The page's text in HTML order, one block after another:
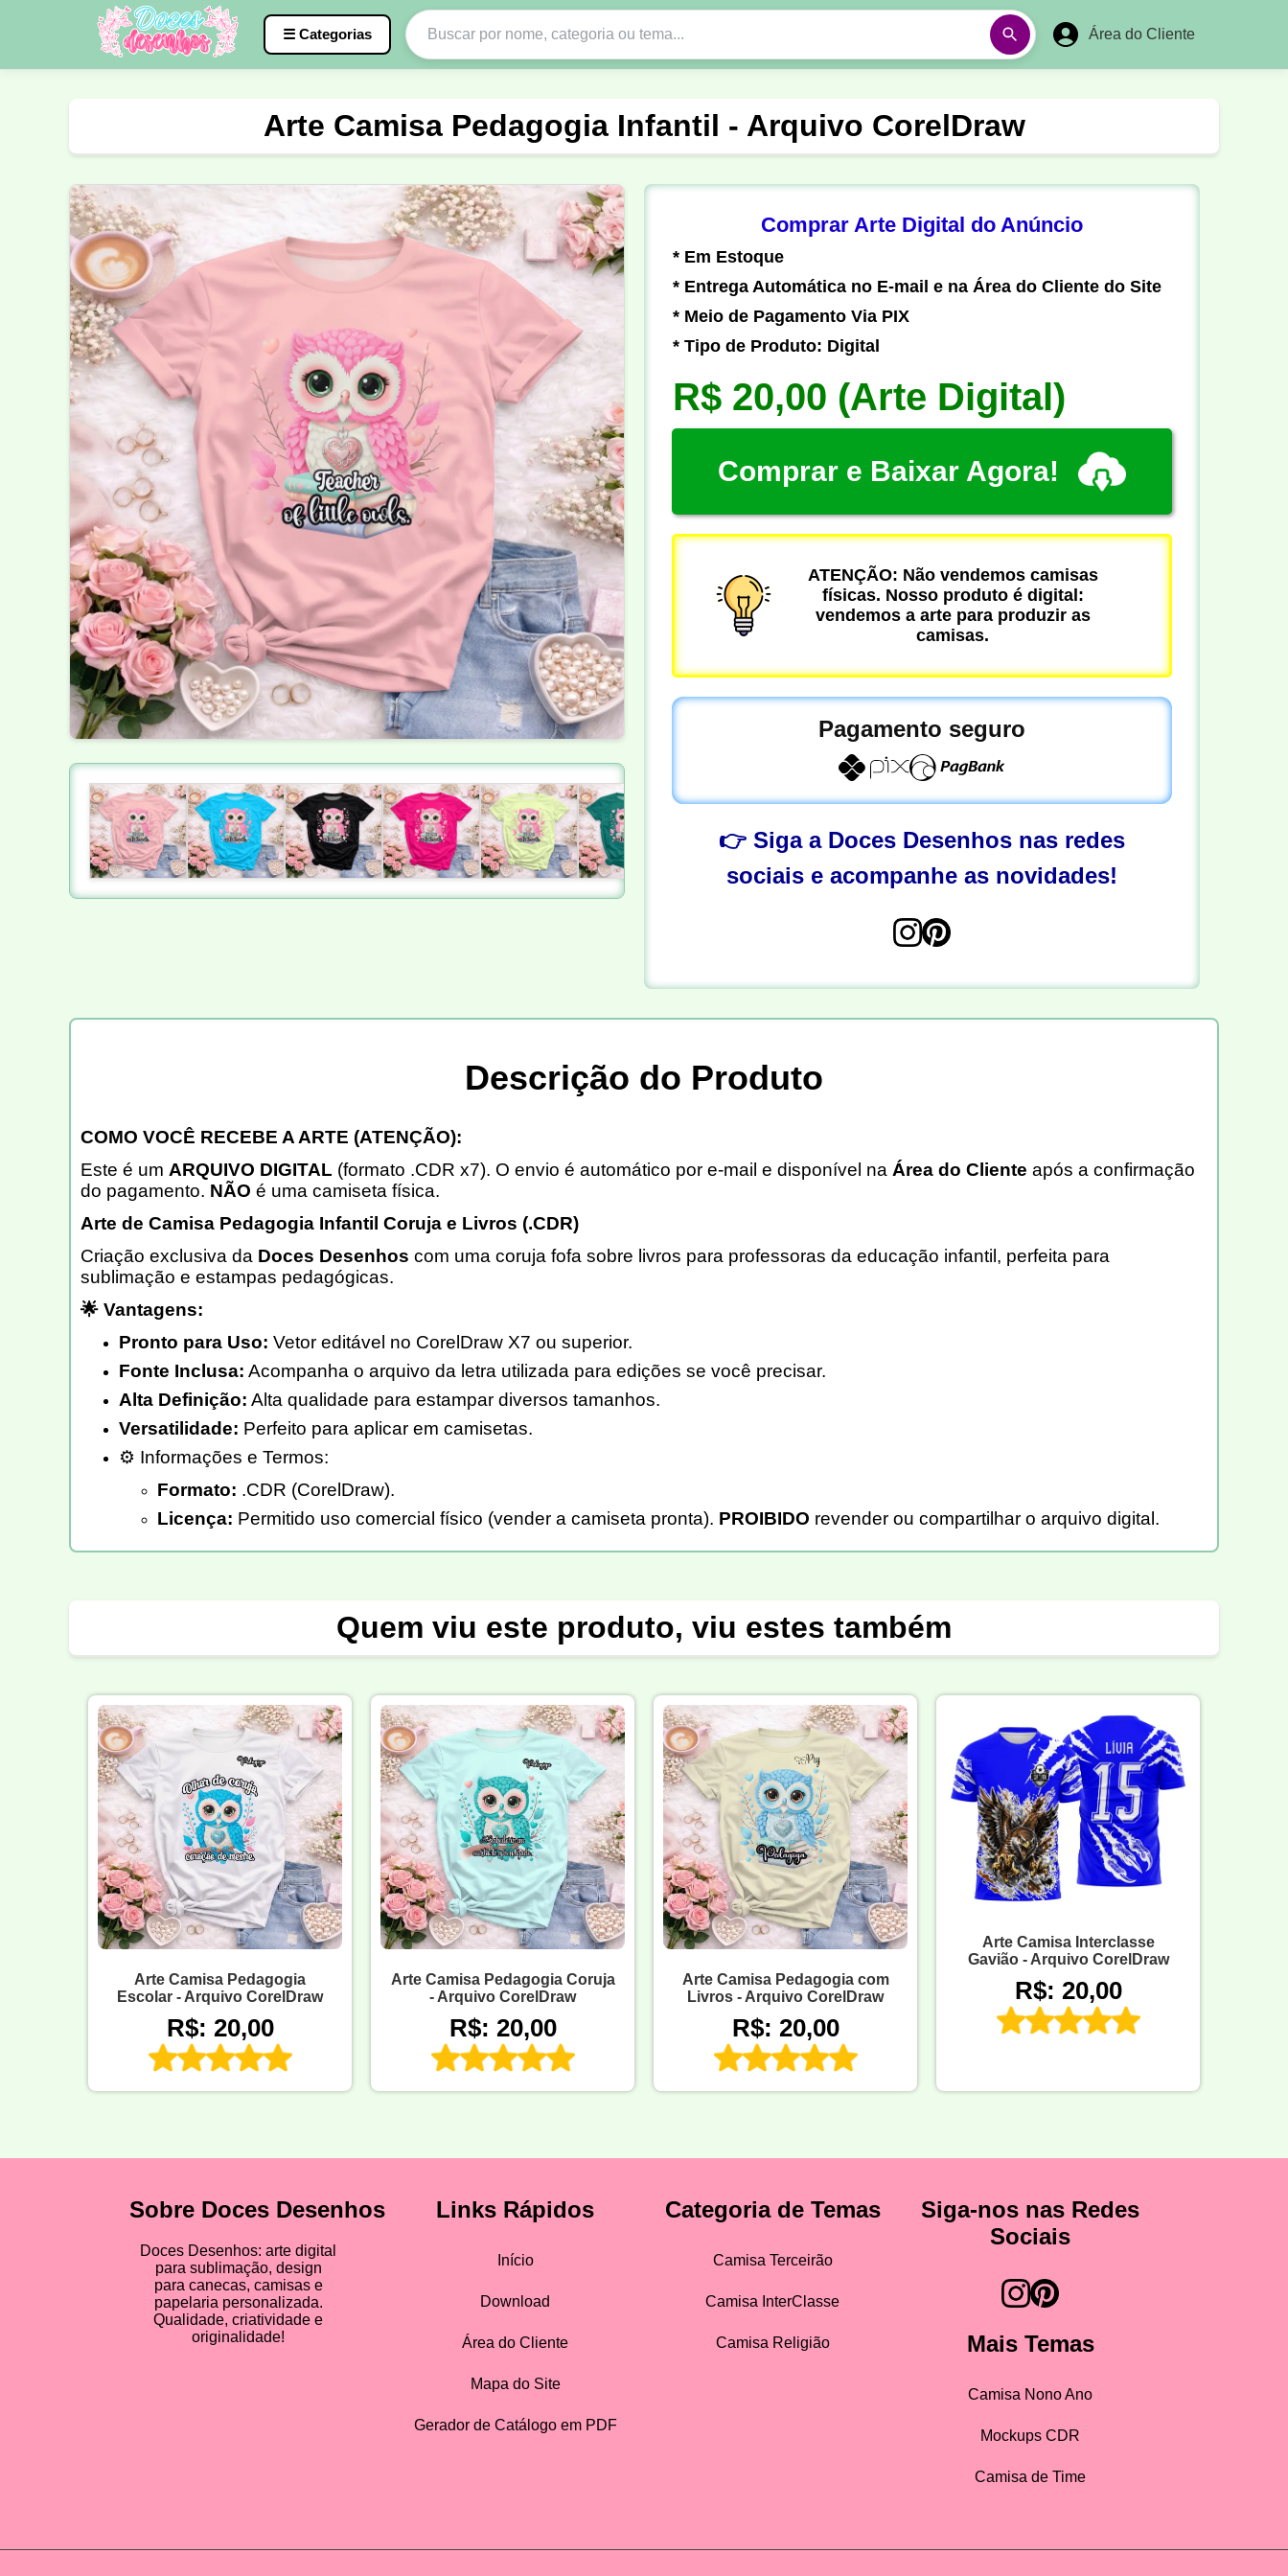
☰ Categorias Área do Cliente
Carnaval Agro Católica Uniforme Vôlei Futebol Amador Pesca
Motocross Ciclismo Nail Designer Pedagogia Biologia Geografia História Matemática
Língua Portuguesa
Arte Camisa Pedagogia Infantil - Arquivo CorelDraw
Comprar Arte Digital do Anúncio
* Em Estoque
* Entrega Automática no E-mail e na Área do Cliente do Site
* Meio de Pagamento Via PIX
* Tipo de Produto: Digital
R$ 20,00 (Arte Digital)
Comprar e Baixar Agora!
ATENÇÃO: Não vendemos camisas
físicas. Nosso produto é digital:
vendemos a arte para produzir as
camisas.
Pagamento seguro
👉 Siga a Doces Desenhos nas redes
sociais e acompanhe as novidades!
Descrição do Produto
COMO VOCÊ RECEBE A ARTE (ATENÇÃO):
Este é um ARQUIVO DIGITAL (formato .CDR x7). O envio é automático por e-mail e disponível na Área do Cliente após a confirmação
do pagamento. NÃO é uma camiseta física.
Arte de Camisa Pedagogia Infantil Coruja e Livros (.CDR)
Criação exclusiva da Doces Desenhos com uma coruja fofa sobre livros para professoras da educação infantil, perfeita para
sublimação e estampas pedagógicas.
🌟 Vantagens:
Pronto para Uso: Vetor editável no CorelDraw X7 ou superior.
Fonte Inclusa: Acompanha o arquivo da letra utilizada para edições se você precisar.
Alta Definição: Alta qualidade para estampar diversos tamanhos.
Versatilidade: Perfeito para aplicar em camisetas.
⚙️ Informações e Termos:
Formato: .CDR (CorelDraw).
Licença: Permitido uso comercial físico (vender a camiseta pronta). PROIBIDO revender ou compartilhar o arquivo digital.
Quem viu este produto, viu estes também
Arte Camisa Pedagogia
Escolar - Arquivo CorelDraw
R$: 20,00
Arte Camisa Pedagogia Coruja
- Arquivo CorelDraw
R$: 20,00
Arte Camisa Pedagogia com
Livros - Arquivo CorelDraw
R$: 20,00
Arte Camisa Interclasse
Gavião - Arquivo CorelDraw
R$: 20,00
Sobre Doces Desenhos
Doces Desenhos: arte digital
para sublimação, design
para canecas, camisas e
papelaria personalizada.
Qualidade, criatividade e
originalidade!
Links Rápidos
Início
Download
Área do Cliente
Mapa do Site
Gerador de Catálogo em PDF
Categoria de Temas
Camisa Terceirão
Camisa InterClasse
Camisa Religião
Siga-nos nas Redes
Sociais
Mais Temas
Camisa Nono Ano
Mockups CDR
Camisa de Time